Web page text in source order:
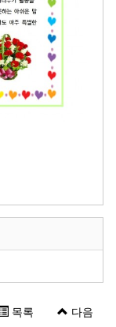
목록 다음